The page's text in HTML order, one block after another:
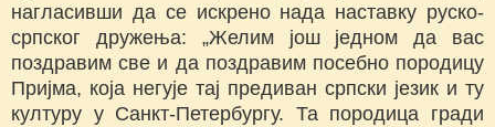
нагласивши да се искрено нада наставку руско-
српског дружења: „Желим још једном да вас
поздравим све и да поздравим посебно породицу
Пријма, која негује тај предиван српски језик и ту
културу у Санкт-Петербургу. Та породица гради